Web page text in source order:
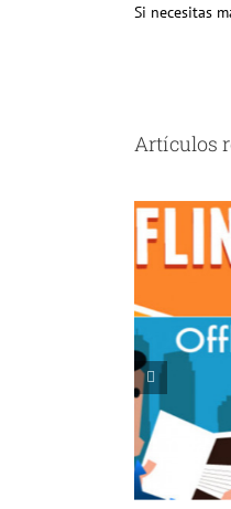
Si necesitas
Artículos